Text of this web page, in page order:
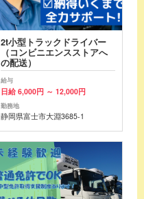
2t小型トラックドライバー
（コンビニエンスストアへ
の配送）
給与
日給 6,000円 ～ 12,000円
勤務地
静岡県富士市大淵3685-1